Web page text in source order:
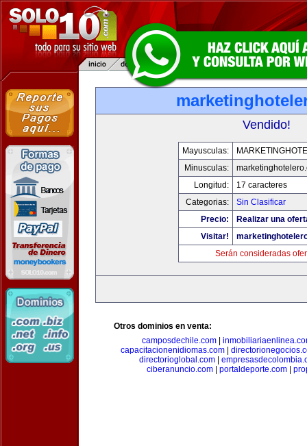
Vendido!
Mayusculas:
Minusculas:
Longitud:
17 caracteres
Categorias:
Sin Clasificar
Precio:
Realizar una
Visitar!
Serán consideradas
Otros dominios en venta:
camposdechile.com
capacitacionenidiomas.com|
directorioglobal.com|
ciberanuncio.com| portaldeporte.com|